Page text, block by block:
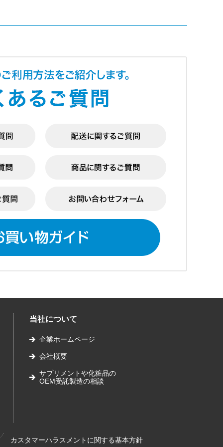
当社について
企業ホームページ
会社概要
サプリメントや化粧品の
OEM受託製造の相談
カスタマーハラスメントに関する基本方針